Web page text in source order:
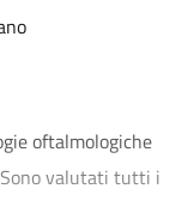
oftalmologiche
valutati tutti i